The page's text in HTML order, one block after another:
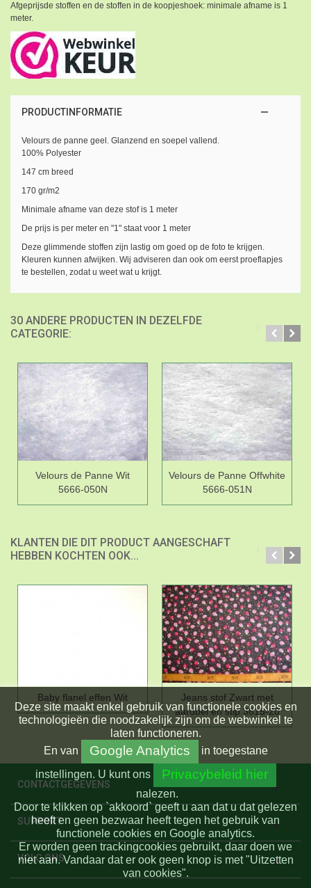
Afgeprijsde stoffen en de stoffen in de koopjeshoek: minimale afname is 1
meter.
PRODUCTINFORMATIE
Velours de panne geel. Glanzend en soepel vallend.
100% Polyester
147 cm breed
170 gr/m2
Minimale afname van deze stof is 1 meter
De prijs is per meter en "1" staat voor 1 meter
Deze glimmende stoffen zijn lastig om goed op de foto te krijgen.
Kleuren kunnen afwijken. Wij adviseren dan ook om eerst proeflapjes
te bestellen, zodat u weet wat u krijgt.
30 ANDERE PRODUCTEN IN DEZELFDE
CATEGORIE:
Velours de Panne Wit
5666-050N
Velours de Panne Offwhite
5666-051N
KLANTEN DIE DIT PRODUCT AANGESCHAFT
HEBBEN KOCHTEN OOK...
Baby flanel effen Wit
Jeans stof Zwart met
aardbei en stip 3815-20
CONTACTGEGEVENS
SUPPORT
VOLG ONS
Deze site maakt enkel gebruik van functionele cookies en
technologieën die noodzakelijk zijn om de webwinkel te
laten functioneren.
En van Google Analytics
in toegestane
instellingen. U kunt ons Privacybeleid hier
nalezen.
Door te klikken op `akkoord` geeft u aan dat u dat gelezen
heeft en geen bezwaar heeft tegen het gebruik van
functionele cookies en Google analytics.
Er worden geen trackingcookies gebruikt, daar doen we
niet aan. Vandaar dat er ook geen knop is met "Uitzetten
van cookies".